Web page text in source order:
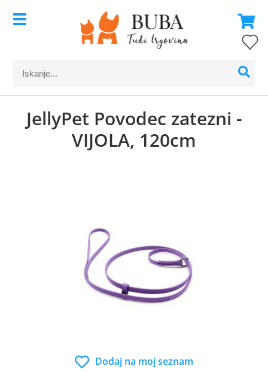
JellyPet Povodec zatezni -
VIJOLA, 120cm
Dodaj na moj seznam